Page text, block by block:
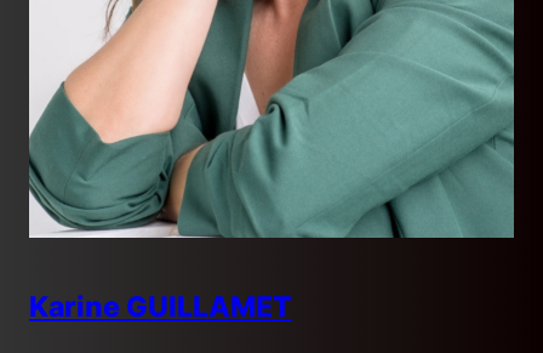
Karine GUILLAMET